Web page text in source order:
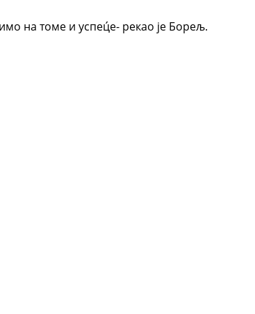
на томе и успец́е- рекао је Борељ.